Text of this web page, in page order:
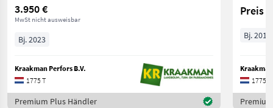
3.950 €
MwSt nicht ausweisbar
Bj. 2023
Kraakman Perfors B.V.
1775 T
Premium Plus Händler
Preis
Bj. 2018
1775 T